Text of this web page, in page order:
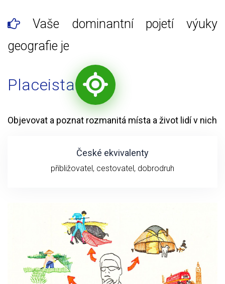
Vaše dominantní pojetí výuky
geografie je
Placeista
Objevovat a poznat rozmanitá místa a život lidí v nich
České ekvivalenty
přibližovatel, cestovatel, dobrodruh